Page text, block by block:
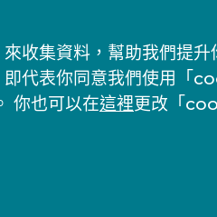
收集資料，幫助我們提
代表你同意我們使用「
你也可以在這裡更改「